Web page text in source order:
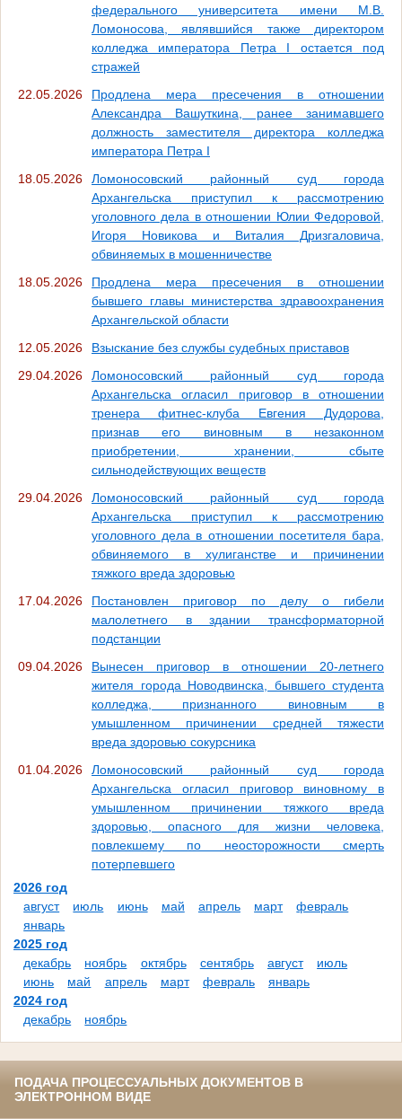
федерального университета имени М.В.
Ломоносова, являвшийся также директором
колледжа императора Петра I остается под
стражей
22.05.2026
Продлена мера пресечения в отношении
Александра Вашуткина, ранее занимавшего
должность заместителя директора колледжа
императора Петра I
18.05.2026
Ломоносовский районный суд города
Архангельска приступил к рассмотрению
уголовного дела в отношении Юлии Федоровой,
Игоря Новикова и Виталия Дризгаловича,
обвиняемых в мошенничестве
18.05.2026
Продлена мера пресечения в отношении
бывшего главы министерства здравоохранения
Архангельской области
12.05.2026
Взыскание без службы судебных приставов
29.04.2026
Ломоносовский районный суд города
Архангельска огласил приговор в отношении
тренера фитнес-клуба Евгения Дудорова,
признав его виновным в незаконном
приобретении, хранении, сбыте
сильнодействующих веществ
29.04.2026
Ломоносовский районный суд города
Архангельска приступил к рассмотрению
уголовного дела в отношении посетителя бара,
обвиняемого в хулиганстве и причинении
тяжкого вреда здоровью
17.04.2026
Постановлен приговор по делу о гибели
малолетнего в здании трансформаторной
подстанции
09.04.2026
Вынесен приговор в отношении 20-летнего
жителя города Новодвинска, бывшего студента
колледжа, признанного виновным в
умышленном причинении средней тяжести
вреда здоровью сокурсника
01.04.2026
Ломоносовский районный суд города
Архангельска огласил приговор виновному в
умышленном причинении тяжкого вреда
здоровью, опасного для жизни человека,
повлекшему по неосторожности смерть
потерпевшего
2026 год
август
июль июнь май апрель март
февраль
январь
2025 год
декабрь
ноябрь октябрь сентябрь август
июль
июнь
май апрель март февраль
январь
2024 год
декабрь
ноябрь
ПОДАЧА ПРОЦЕССУАЛЬНЫХ ДОКУМЕНТОВ В
ЭЛЕКТРОННОМ ВИДЕ